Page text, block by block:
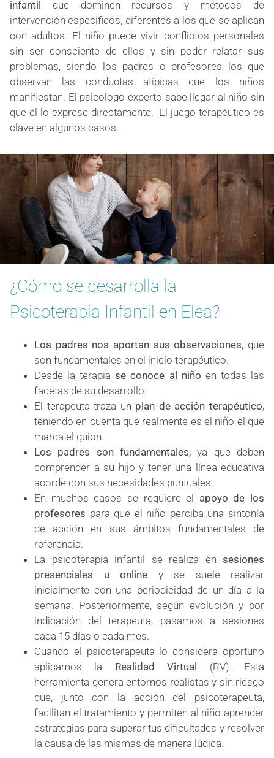
infantil que dominen recursos y métodos de
intervención específicos, diferentes a los que se aplican
con adultos. El niño puede vivir conflictos personales
sin ser consciente de ellos y sin poder relatar sus
problemas, siendo los padres o profesores los que
observan las conductas atípicas que los niños
manifiestan. El psicólogo experto sabe llegar al niño sin
que él lo exprese directamente. El juego terapéutico es
clave en algunos casos.
¿Cómo se desarrolla la
Psicoterapia Infantil en Elea?
Los padres nos aportan sus observaciones, que
son fundamentales en el inicio terapéutico.
Desde la terapiase conoce al niño en todas las
facetas de su desarrollo.
El terapeuta traza un plan de acción terapéutico,
teniendo en cuenta que realmente es el niño el que
marca el guion.
Los padres son fundamentales, ya que deben
comprender a su hijo y tener una línea educativa
acorde con sus necesidades puntuales.
En muchos casos se requiere el apoyo de los
profesores para que el niño perciba una sintonía
de acción en sus ámbitos fundamentales de
referencia.
La psicoterapia infantil se realiza en sesiones
presenciales u online y se suele realizar
inicialmente con una periodicidad de un día a la
semana. Posteriormente, según evolución y por
indicación del terapeuta, pasamos a sesiones
cada 15 días o cada mes.
Cuando el psicoterapeuta lo considera oportuno
aplicamos la Realidad Virtual
(RV). Esta
herramienta genera entornos realistas y sin riesgo
que, junto con la acción del psicoterapeuta,
facilitan el tratamiento y permiten al niño aprender
estrategias para superar tus dificultades y resolver
la causa de las mismas de manera lúdica.